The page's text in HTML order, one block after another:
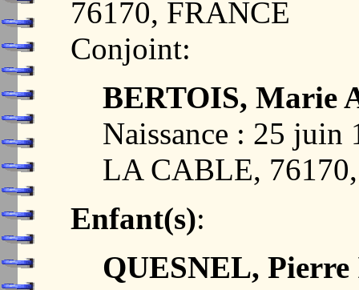
76170, FRANCE
Conjoint:
BERTOIS, Marie
Naissance : 25
LA CABLE,
Enfant(s):
QUESNEL, Pierre